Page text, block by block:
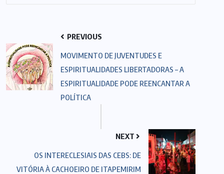
PREVIOUS
MOVIMENTO DE JUVENTUDES E
ESPIRITUALIDADES LIBERTADORAS – A
ESPIRITUALIDADE PODE REENCANTAR A
POLÍTICA
NEXT
OS INTERECLESIAIS DAS CEBS: DE
VITÓRIA À CACHOEIRO DE ITAPEMIRIM